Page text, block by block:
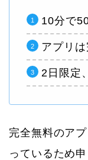
10分で
アプリ
2日限定
完全無料のア
っているため